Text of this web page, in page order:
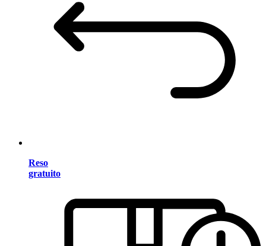
Reso
gratuito